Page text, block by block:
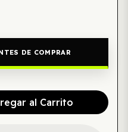
DE COMPRAR
al Carrito